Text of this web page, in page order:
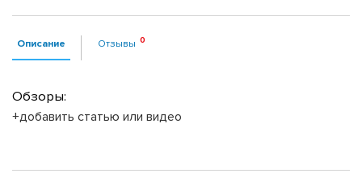
Описание Отзывы
Обзоры:
+добавить статью или видео